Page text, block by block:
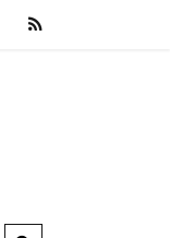
подлежащими